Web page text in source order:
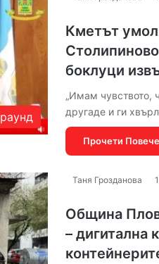
Кметът
боклуци
„Имам чувството,
другаде и ги
Прочети
Таня Грозданова
Община
– дигитална